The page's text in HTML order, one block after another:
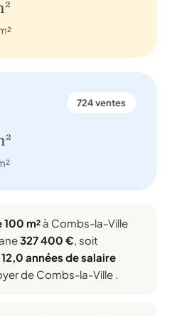
724 ventes
100 m² à Combs-la-Ville
327 400 €, soit
12,0 années de salaire
de Combs-la-Ville .